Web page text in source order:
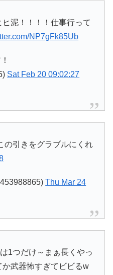
泥！！！！仕事行って
NP7gFk85Ub
Sat Feb 20 09:02:27
の引きをグラブルにくれ
Thu Mar 24
1つだけ～まぁ長くやっ
武器怖すぎてビビるw